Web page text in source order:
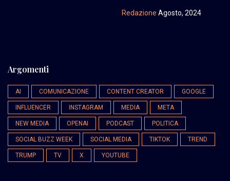
Redazione Agosto, 2024
Argomenti
AI COMUNICAZIONE CONTENT CREATOR GOOGLE
INFLUENCER INSTAGRAM MEDIA META
NEW MEDIA OPENAI PODCAST POLITICA
SOCIAL BUZZ WEEK SOCIAL MEDIA TIKTOK TREND
TRUMP TV X YOUTUBE